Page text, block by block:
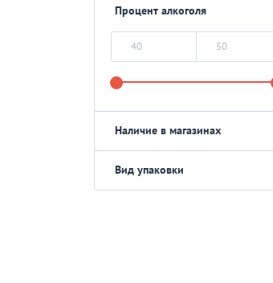
Процент алкоголя
Наличие в магазинах
Вид упаковки